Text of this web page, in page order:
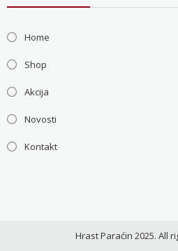
Home
Shop
Akcija
Novosti
Kontakt
Hrast Paraćin 2025. All